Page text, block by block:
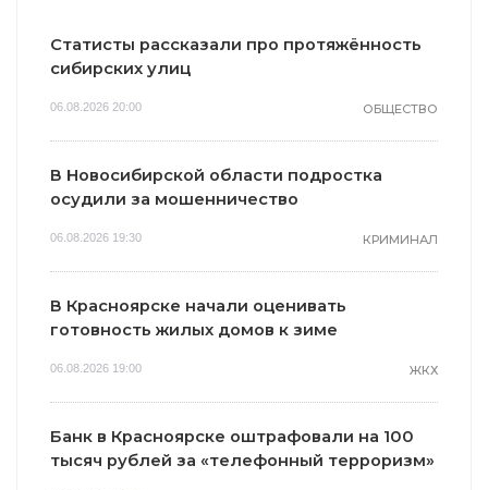
Статисты рассказали про протяжённость
сибирских улиц
06.08.2026 20:00 ОБЩЕСТВО
В Новосибирской области подростка
осудили за мошенничество
06.08.2026 19:30 КРИМИНАЛ
В Красноярске начали оценивать
готовность жилых домов к зиме
06.08.2026 19:00 ЖКХ
Банк в Красноярске оштрафовали на 100
тысяч рублей за «телефонный терроризм»